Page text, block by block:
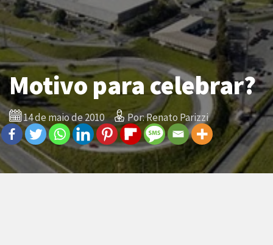
Motivo para celebrar?
14 de maio de 2010 Por: Renato Parizzi